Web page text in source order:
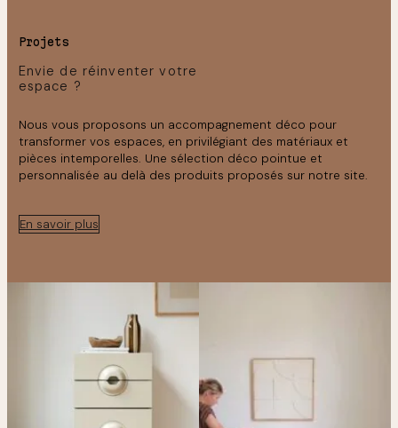
Projets
Envie de réinventer votre
espace ?
Nous vous proposons un accompagnement déco pour
transformer vos espaces, en privilégiant des matériaux et
pièces intemporelles. Une sélection déco pointue et
personnalisée au delà des produits proposés sur notre site.
En savoir plus